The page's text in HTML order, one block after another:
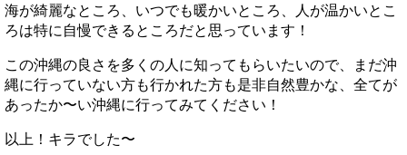
海が綺麗なところ、いつでも暖かいところ、人が温かいとこ
ろは特に自慢できるところだと思っています！
この沖縄の良さを多くの人に知ってもらいたいので、まだ沖
縄に行っていない方も行かれた方も是非自然豊かな、全てが
あったか〜い沖縄に行ってみてください！
以上！キラでした〜